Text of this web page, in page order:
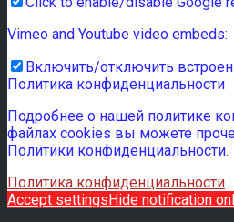
Vimeo and Youtube video embeds:
Включить/отключить
Политика конфиденциальности
Подробнее о нашей политике
файлах cookies вы можете
Политики конфиденциальности.
Политика конфиденциальности
Accept settingsHide notification